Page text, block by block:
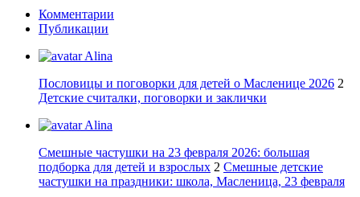
Комментарии
Публикации
Alina
Пословицы и поговорки для детей о Масленице 2026 2
Детские считалки, поговорки и заклички
Alina
Смешные частушки на 23 февраля 2026: большая
подборка для детей и взрослых 2 Смешные детские
частушки на праздники: школа, Масленица, 23 февраля